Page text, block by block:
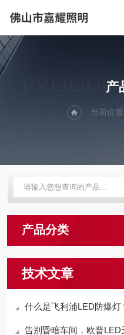
产
当前位置
产品分类
技术文章
什么是飞利浦LED防爆
告别昏暗车间，欧普